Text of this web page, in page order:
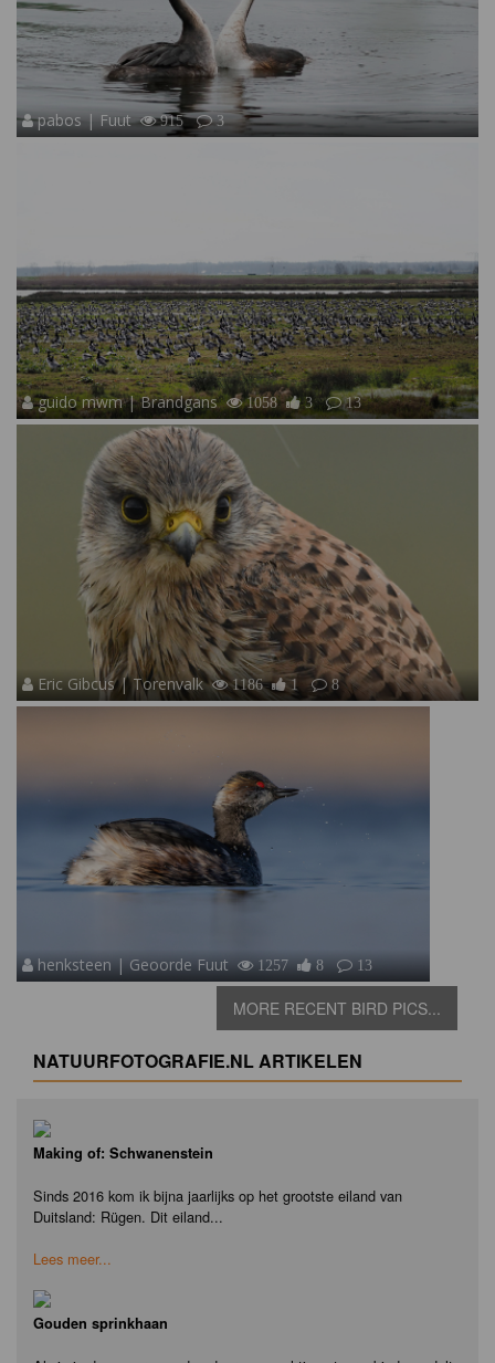
pabos | Fuut 915 3
guido mwm | Brandgans 1058 3 13
Eric Gibcus | Torenvalk 1186 1 8
henksteen | Geoorde Fuut 1257 8 13
MORE RECENT BIRD PICS...
NATUURFOTOGRAFIE.NL ARTIKELEN
Making of: Schwanenstein
Sinds 2016 kom ik bijna jaarlijks op het grootste eiland van
Duitsland: Rügen. Dit eiland...
Lees meer...
Gouden sprinkhaan